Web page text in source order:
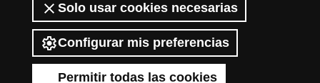
Solo usar cookies necesarias
Configurar mis preferencias
Permitir todas las cookies